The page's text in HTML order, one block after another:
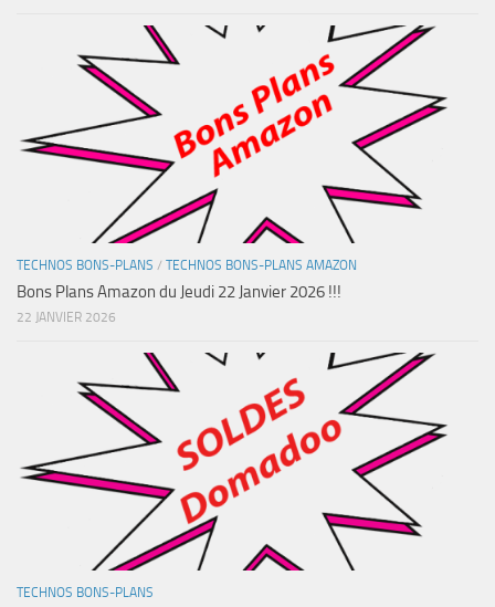
TECHNOS BONS-PLANS / TECHNOS BONS-PLANS AMAZON
Bons Plans Amazon du Jeudi 22 Janvier 2026 !!!
22 JANVIER 2026
TECHNOS BONS-PLANS